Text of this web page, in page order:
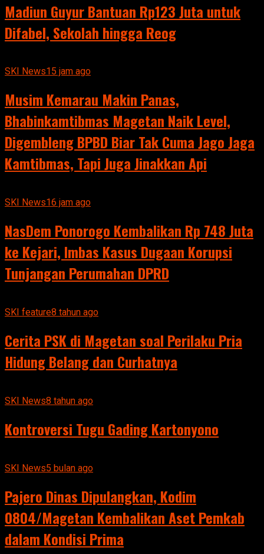
Madiun Guyur Bantuan Rp123 Juta untuk
Difabel, Sekolah hingga Reog
SKI News15 jam ago
Musim Kemarau Makin Panas,
Bhabinkamtibmas Magetan Naik Level,
Digembleng BPBD Biar Tak Cuma Jago Jaga
Kamtibmas, Tapi Juga Jinakkan Api
SKI News16 jam ago
NasDem Ponorogo Kembalikan Rp 748 Juta
ke Kejari, Imbas Kasus Dugaan Korupsi
Tunjangan Perumahan DPRD
SKI feature8 tahun ago
Cerita PSK di Magetan soal Perilaku Pria
Hidung Belang dan Curhatnya
SKI News8 tahun ago
Kontroversi Tugu Gading Kartonyono
SKI News5 bulan ago
Pajero Dinas Dipulangkan, Kodim
0804/Magetan Kembalikan Aset Pemkab
dalam Kondisi Prima